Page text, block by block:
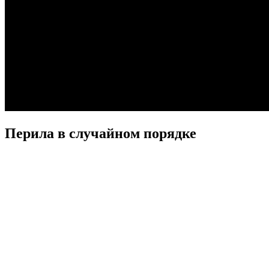
Перила в случайном порядке